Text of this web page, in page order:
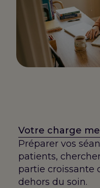
Votre charge
Préparer vos
patients,
partie croissante
dehors du soin.